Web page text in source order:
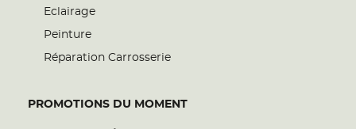
Eclairage
Peinture
Réparation Carrosserie
PROMOTIONS DU MOMENT